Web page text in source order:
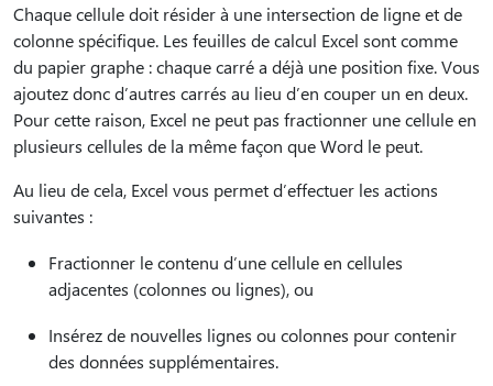
Chaque cellule doit résider à une intersection de ligne et de
colonne spécifique. Les feuilles de calcul Excel sont comme
du papier graphe : chaque carré a déjà une position fixe. Vous
ajoutez donc d’autres carrés au lieu d’en couper un en deux.
Pour cette raison, Excel ne peut pas fractionner une cellule en
plusieurs cellules de la même façon que Word le peut.
Au lieu de cela, Excel vous permet d’effectuer les actions
suivantes :
Fractionner le contenu d’une cellule en cellules
adjacentes (colonnes ou lignes), ou
Insérez de nouvelles lignes ou colonnes pour contenir
des données supplémentaires.